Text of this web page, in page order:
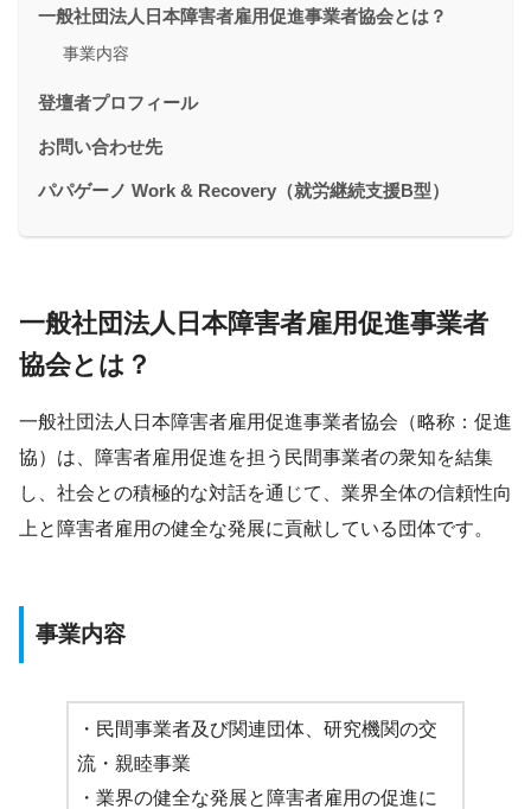
一般社団法人日本障害者雇用促進事業者協会とは？
事業内容
登壇者プロフィール
お問い合わせ先
パパゲーノ Work & Recovery（就労継続支援B型）
一般社団法人日本障害者雇用促進事業者
協会とは？
一般社団法人日本障害者雇用促進事業者協会（略称：促進
協）は、障害者雇用促進を担う民間事業者の衆知を結集
し、社会との積極的な対話を通じて、業界全体の信頼性向
上と障害者雇用の健全な発展に貢献している団体です。
事業内容
・民間事業者及び関連団体、研究機関の交
流・親睦事業
・業界の健全な発展と障害者雇用の促進に